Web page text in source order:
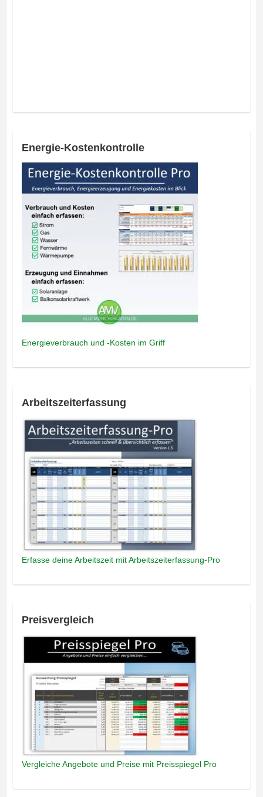
Energie-Kostenkontrolle
Energieverbrauch und -Kosten im Griff
Arbeitszeiterfassung
Erfasse deine Arbeitszeit mit Arbeitszeiterfassung-Pro
Preisvergleich
Vergleiche Angebote und Preise mit Preisspiegel Pro